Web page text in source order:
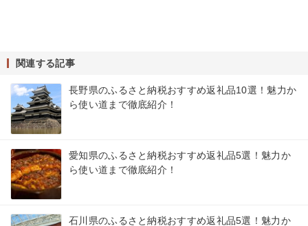
関連する記事
長野県のふるさと納税おすすめ返礼品10選！魅力か
ら使い道まで徹底紹介！
愛知県のふるさと納税おすすめ返礼品5選！魅力か
ら使い道まで徹底紹介！
石川県のふるさと納税おすすめ返礼品5選！魅力か